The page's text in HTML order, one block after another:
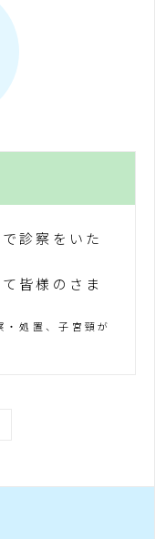
診察をいた
皆様のさま
・処置、子宮頸が